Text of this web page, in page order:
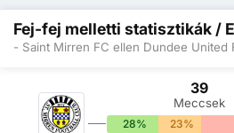
Fej-fej melletti statisztikák /
- Saint Mirren FC ellen Dundee United
39
Meccsek
28% 23%